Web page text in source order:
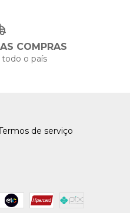
COMPRAS
o país
de serviço